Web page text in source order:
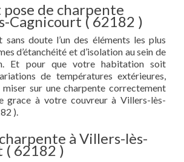
de charpente
Cagnicourt ( 62182 )
sans doute l’un des éléments les plus
d’étanchéité et d’isolation au sein de
Et pour que votre habitation soit
de températures extérieures,
sur une charpente correctement
grace à votre couvreur à Villers-lès-
).
à Villers-lès-
( 62182 )